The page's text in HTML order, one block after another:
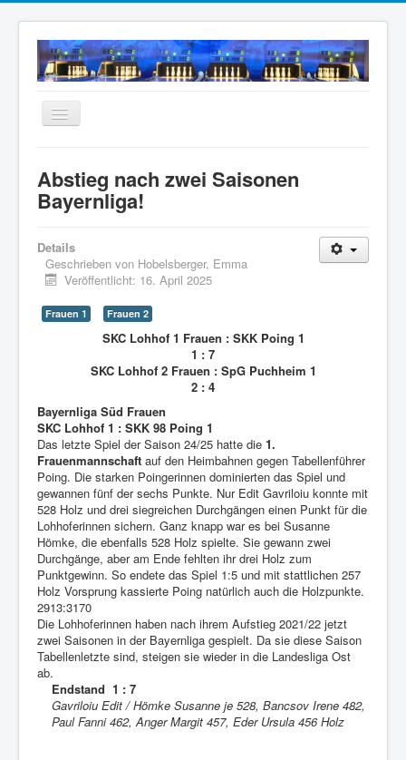
Navigation
an/aus
Neuigkeiten
Termine
Wir über uns
Anfahrt
Abstieg nach zwei Saisonen
Bayernliga!
Details
Geschrieben von Hobelsberger, Emma
Veröffentlicht: 16. April 2025
Frauen 1 Frauen 2
SKC Lohhof 1 Frauen : SKK Poing 1
1 : 7
SKC Lohhof 2 Frauen : SpG Puchheim 1
2 : 4
Bayernliga Süd Frauen
SKC Lohhof 1 : SKK 98 Poing 1
Das letzte Spiel der Saison 24/25 hatte die 1.
Frauenmannschaft auf den Heimbahnen gegen Tabellenführer
Poing. Die starken Poingerinnen dominierten das Spiel und
gewannen fünf der sechs Punkte. Nur Edit Gavriloiu konnte mit
528 Holz und drei siegreichen Durchgängen einen Punkt für die
Lohhoferinnen sichern. Ganz knapp war es bei Susanne
Hömke, die ebenfalls 528 Holz spielte. Sie gewann zwei
Durchgänge, aber am Ende fehlten ihr drei Holz zum
Punktgewinn. So endete das Spiel 1:5 und mit stattlichen 257
Holz Vorsprung kassierte Poing natürlich auch die Holzpunkte.
2913:3170
Die Lohhoferinnen haben nach ihrem Aufstieg 2021/22 jetzt
zwei Saisonen in der Bayernliga gespielt. Da sie diese Saison
Tabellenletzte sind, steigen sie wieder in die Landesliga Ost
ab.
Endstand 1 : 7
Gavriloiu Edit / Hömke Susanne je 528, Bancsov Irene 482,
Paul Fanni 462, Anger Margit 457, Eder Ursula 456 Holz